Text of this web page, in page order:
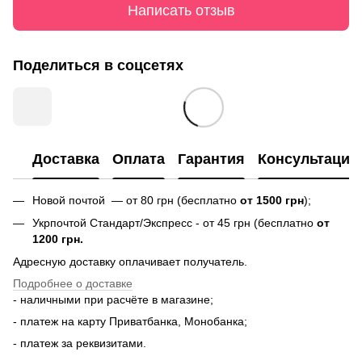
Написать отзыв
Поделиться в соцсетях
Доставка Оплата Гарантия Консультация
Новой почтой — от 80 грн (бесплатно от 1500 грн);
Укрпочтой Стандарт/Экспресс - от 45 грн (бесплатно от
1200 грн.
Адресную доставку оплачивает получатель.
Подробнее о доставке
- наличными при расчёте в магазине;
- платеж на карту Приватбанка, Монобанка;
- платеж за реквизитами.